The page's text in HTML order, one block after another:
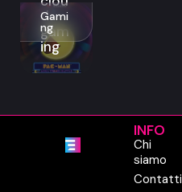
Gami
ng
d
gam
ing
INFO
Chi
siamo
Contatti